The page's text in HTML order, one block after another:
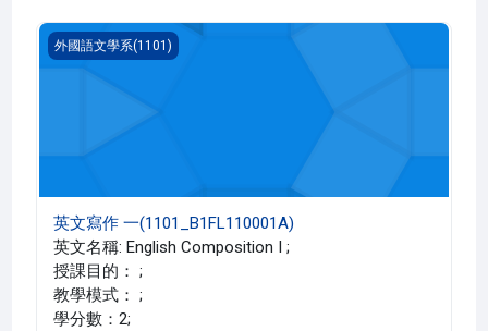
英文寫作 一(1101_B1FL110001A)
外國語文學系(1101)
英文寫作 一(1101_B1FL110001A)
英文名稱: English Composition I ;
授課目的： ;
教學模式： ;
學分數：2;